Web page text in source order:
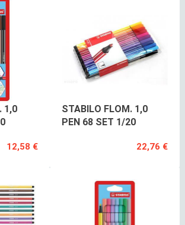
1,0
12,58 €
STABILO FLOM. 1,0
PEN 68 SET 1/20
22,76 €